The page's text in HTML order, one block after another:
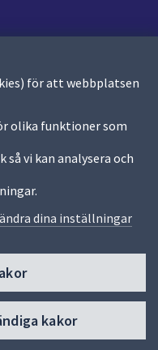
för att webbplatsen
olika funktioner som
vi kan analysera och
dina inställningar
kakor
oss